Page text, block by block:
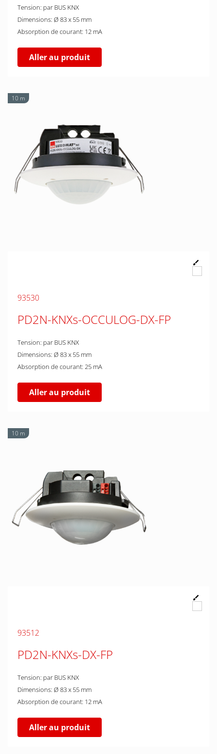
Tension: par BUS KNX
Dimensions: Ø 83 x 55 mm
Absorption de courant: 12 mA
Aller au produit
10 m
93530
PD2N-KNXs-OCCULOG-DX-FP
Tension: par BUS KNX
Dimensions: Ø 83 x 55 mm
Absorption de courant: 25 mA
Aller au produit
10 m
93512
PD2N-KNXs-DX-FP
Tension: par BUS KNX
Dimensions: Ø 83 x 55 mm
Absorption de courant: 12 mA
Aller au produit